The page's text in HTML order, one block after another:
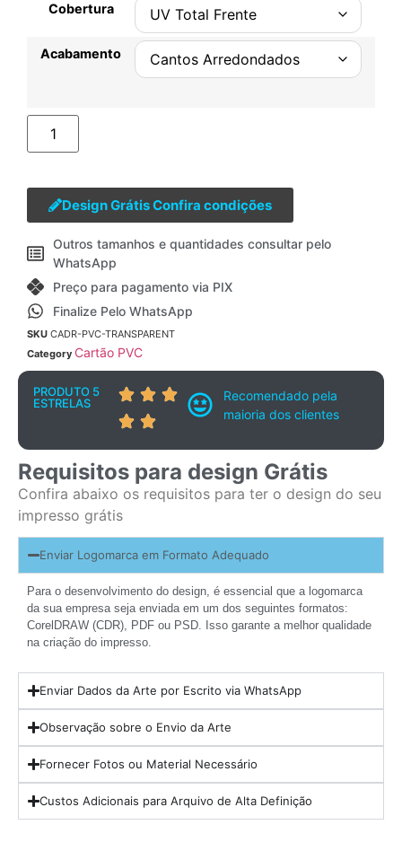
Cobertura
Acabamento
Design Grátis Confira condições
Outros tamanhos e quantidades consultar pelo
WhatsApp
Preço para pagamento via PIX
Finalize Pelo WhatsApp
SKU CADR-PVC-TRANSPARENT
Category Cartão PVC
PRODUTO 5
ESTRELAS
Recomendado pela
maioria dos clientes
Requisitos para design Grátis
Confira abaixo os requisitos para ter o design do seu
impresso grátis
Enviar Logomarca em Formato Adequado
Para o desenvolvimento do design, é essencial que a logomarca
da sua empresa seja enviada em um dos seguintes formatos:
CorelDRAW (CDR), PDF ou PSD. Isso garante a melhor qualidade
na criação do impresso.
Enviar Dados da Arte por Escrito via WhatsApp
Observação sobre o Envio da Arte
Fornecer Fotos ou Material Necessário
Custos Adicionais para Arquivo de Alta Definição